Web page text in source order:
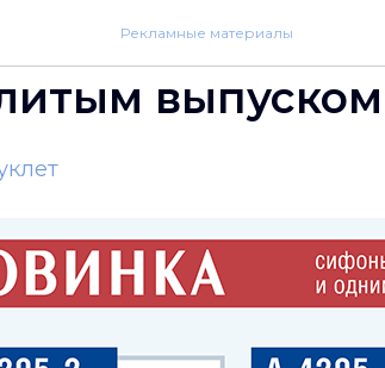
Рекламные материалы
выпуском